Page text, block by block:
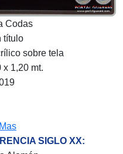
Codas
título
sobre tela
x 1,20 mt.
SIGLO XX: